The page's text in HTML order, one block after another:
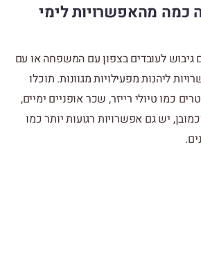
כמה מהאפשרויות לימי
גיבוש לעובדים בצפון עם המשפחה או עם
ליהנות מפעילויות מגוונות. תוכלו
כמו טיולי רייזר, שכר אופניים ימיים,
יש גם אפשרויות רגועות יותר כמו